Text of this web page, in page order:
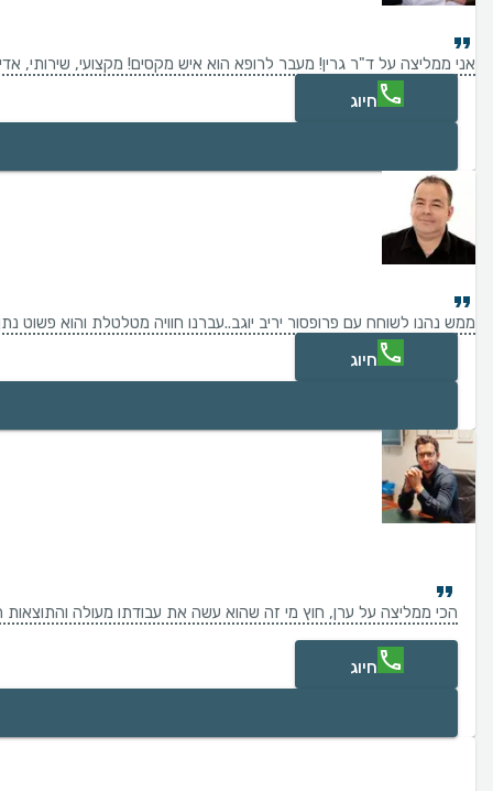
אני ממליצה על ד"ר גרין! מעבר לרופא הוא איש מקסים! מקצועי, שירותי,
חיוג
ממש נהנו לשוחח עם פרופסור יריב יוגב..עברנו חוויה מטלטלת והוא פשוט
חיוג
הכי ממליצה על ערן, חוץ מי זה שהוא עשה את עבודתו מעולה
חיוג